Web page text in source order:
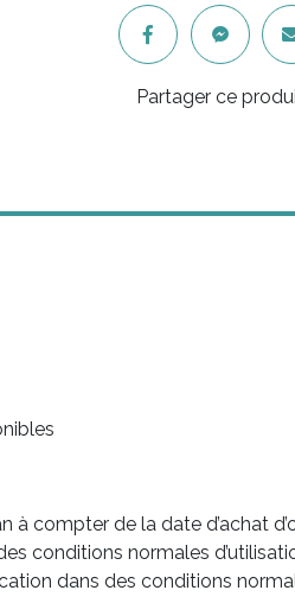
Partager ce
compter de la date d’achat
conditions normales
dans des conditions